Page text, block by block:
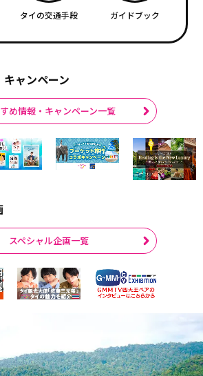
タイの交通手段 ガイドブック
ャンペーン
め情報・キャンペーン一覧
スペシャル企画一覧